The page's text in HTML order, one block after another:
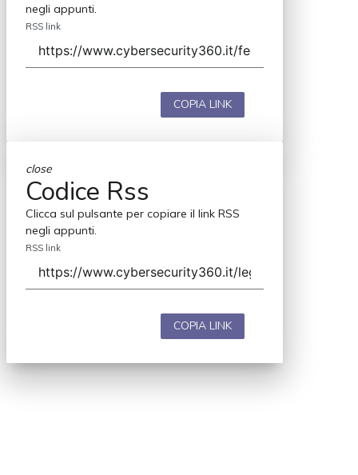
negli appunti.
RSS link
COPIA LINK
close
Codice Rss
Clicca sul pulsante per copiare il link RSS
negli appunti.
RSS link
COPIA LINK